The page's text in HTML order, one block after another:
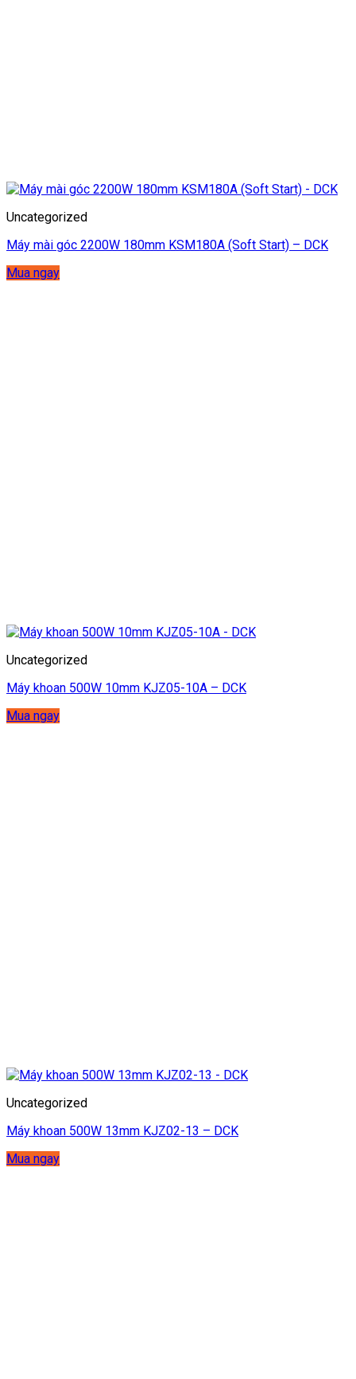
Uncategorized
Máy mài góc 2200W 180mm KSM180A (Soft Start) – DCK
Mua ngay
Uncategorized
Máy khoan 500W 10mm KJZ05-10A – DCK
Mua ngay
Uncategorized
Máy khoan 500W 13mm KJZ02-13 – DCK
Mua ngay